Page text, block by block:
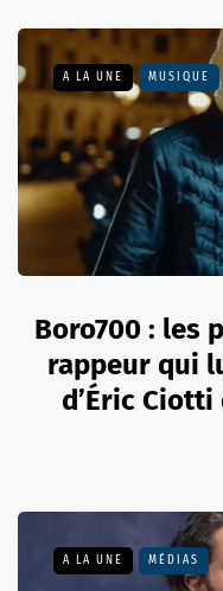
A LA UNE MUSIQUE
Boro700 : les
rappeur qui
d’Éric
A LA UNE MÉDIAS